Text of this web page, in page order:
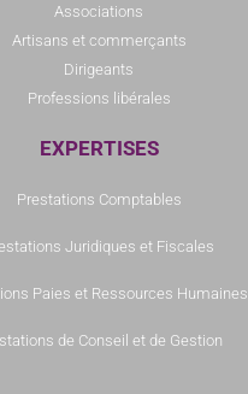
Associations
Artisans et commerçants
Dirigeants
Professions libérales
EXPERTISES
Prestations Comptables
Juridiques et Fiscales
Paies et Ressources Humaines
de Conseil et de Gestion